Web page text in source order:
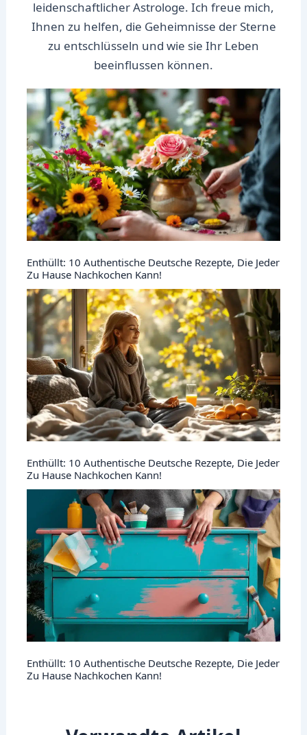
leidenschaftlicher Astrologe. Ich freue mich,
Ihnen zu helfen, die Geheimnisse der Sterne
zu entschlüsseln und wie sie Ihr Leben
beeinflussen können.
Enthüllt: 10 Authentische Deutsche Rezepte, Die Jeder
Zu Hause Nachkochen Kann!
Enthüllt: 10 Authentische Deutsche Rezepte, Die Jeder
Zu Hause Nachkochen Kann!
Enthüllt: 10 Authentische Deutsche Rezepte, Die Jeder
Zu Hause Nachkochen Kann!